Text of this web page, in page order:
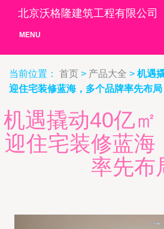
北京沃格隆建筑工程有限公司
MENU
当前位置： 首页 > 产品大全 > 机遇
迎住宅装修蓝海，多个品牌率先布局
机遇撬动40亿㎡
迎住宅装修蓝海
率先布